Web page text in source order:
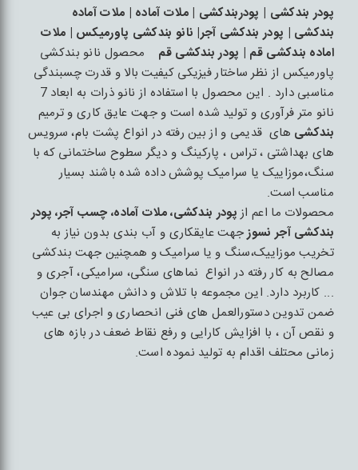
پودر بندکشی | پودربندکشی | ملات آماده | ملات آماده
بندکشی | پودر بندکشی آجر| نانو بندکشی پاورمیکس | ملات
اماده بندکشی قم | پودر بندکشی قم
محصول نانو بندکشی
پاورمیکس از نظر ساختار فیزیکی کیفیت بالا و قدرت چسبندگی
مناسبی دارد . این محصول با استفاده از نانو ذرات به ابعاد 7
نانو متر فرآوری و تولید شده است و جهت عایق کاری و ترمیم
بندکشی های قدیمی و از بین رفته در انواع پشت بام، سرویس
های بهداشتی ، تراس ، پارکینگ و دیگر سطوح ساختمانی که با
سنگ،موزاییک یا سرامیک پوشش داده شده باشند بسیار
مناسب است.
محصولات ما اعم ازپودر بندکشی، ملات آماده، چسب آجر، پودر
بندکشی آجر نسوزجهت عایقکاری و آب بندی بدون نیاز به
تخریب موزاییک،سنگ و یا سرامیک و همچنین جهت بندکشی
مصالح به کار رفته در انواع نماهای سنگی، سرامیکی، آجری و
... کاربرد دارد. این مجموعه با تلاش و دانش مهندسان جوان
ضمن تدوین دستورالعمل های فنی انحصاری و اجرای بی عیب
و نقص آن ، با افزایش کارایی و رفع نقاط ضعف در بازه های
زمانی محتلف اقدام به تولید نموده است.